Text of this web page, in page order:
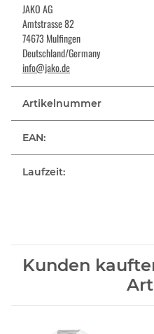
JAKO AG
Amtstrasse 82
74673 Mulfingen
Deutschland/Germany
info@jako.de
Artikelnummer
EAN:
Laufzeit:
Kunden